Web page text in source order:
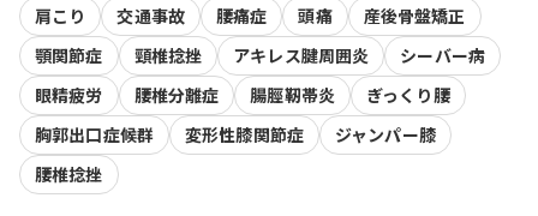
肩こり 交通事故 腰痛症 頭痛
産後骨盤矯正
顎関節症
頸椎捻挫 アキレス腱周囲炎
シーバー病
眼精疲労
腰椎分離症 腸脛靭帯炎
ぎっくり腰
胸郭出口症候群
変形性膝関節症
ジャンパー膝
腰椎捻挫